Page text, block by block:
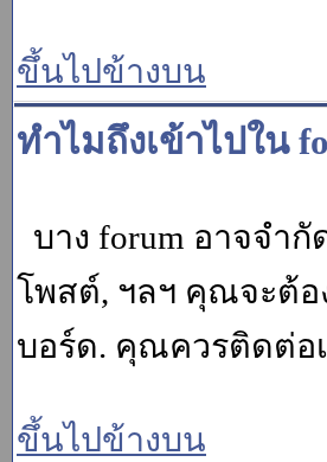
ขึ้นไปข้างบน
ทำไมถึงเข้าไปใน
บาง forum อาจจำ
โพสต์, ฯลฯ คุณจะต้อ
บอร์ด. คุณควรติดต่อ
ขึ้นไปข้างบน